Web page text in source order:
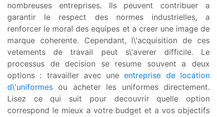
nombreuses entreprises. Ils peuvent contribuer a
garantir le respect des normes industrielles, a
renforcer le moral des equipes et a creer une image de
marque coherente. Cependant, l\'acquisition de ces
vetements de travail peut s\'averer difficile. Le
processus de decision se resume souvent a deux
options : travailler avec uneentreprise de location
d\'uniformes ou acheter les uniformes directement.
Lisez ce qui suit pour decouvrir quelle option
correspond le mieux a votre budget et a vos objectifs